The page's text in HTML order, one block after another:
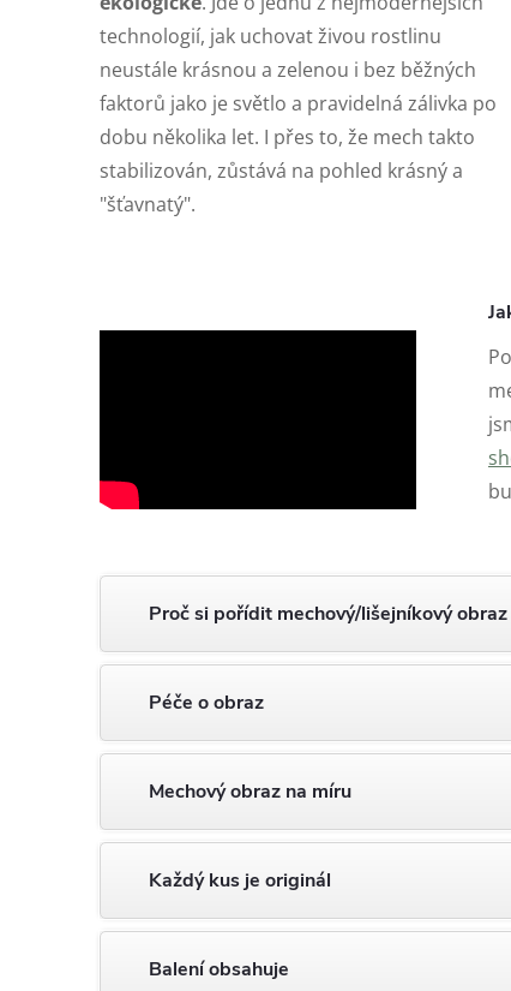
technologií, jak uchovat živou rostlinu
neustále krásnou a zelenou i bez běžných
faktorů jako je světlo a pravidelná zálivka po
dobu několika let. I přes to, že mech takto
stabilizován, zůstává na pohled krásný a
"šťavnatý".
Proč si pořídit mechový/lišejníkový obraz
Péče o obraz
Mechový obraz na míru
Každý kus je originál
Balení obsahuje